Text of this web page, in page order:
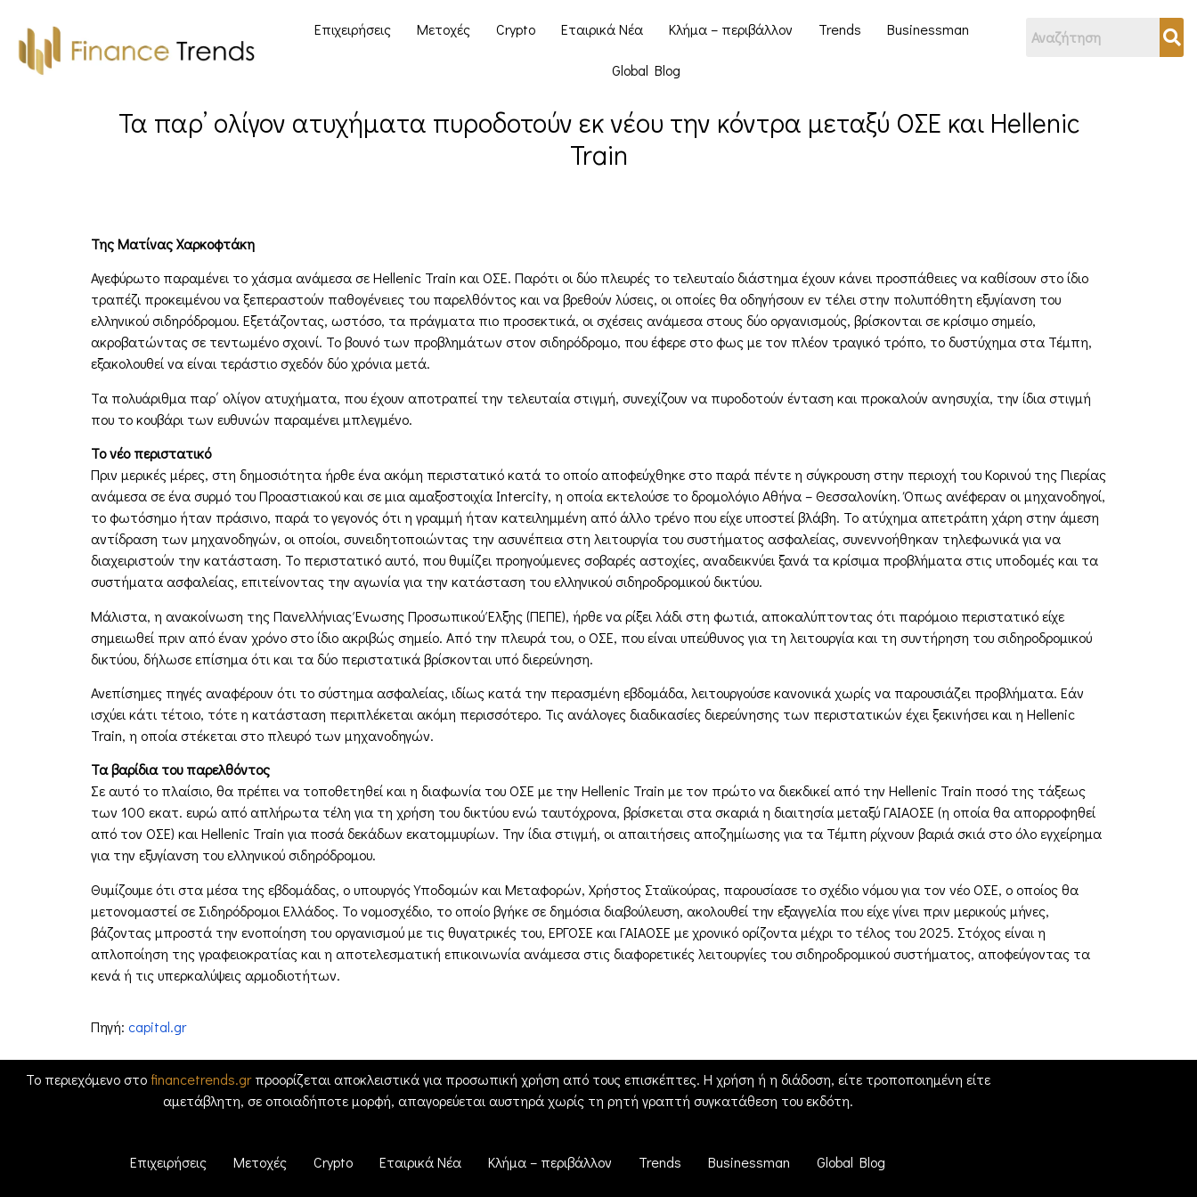
Επιχειρήσεις Μετοχές Crypto Εταιρικά Νέα Κλήμα – περιβάλλον Trends Businessman
Global Blog
Τα παρ’ ολίγον ατυχήματα πυροδοτούν εκ νέου την κόντρα μεταξύ ΟΣΕ και Hellenic
Train
Της Ματίνας Χαρκοφτάκη
Αγεφύρωτο παραμένει το χάσμα ανάμεσα σε Hellenic Train και ΟΣΕ. Παρότι οι δύο πλευρές το τελευταίο διάστημα έχουν κάνει προσπάθειες να καθίσουν στο ίδιο
τραπέζι προκειμένου να ξεπεραστούν παθογένειες του παρελθόντος και να βρεθούν λύσεις, οι οποίες θα οδηγήσουν εν τέλει στην πολυπόθητη εξυγίανση του
ελληνικού σιδηρόδρομου. Εξετάζοντας, ωστόσο, τα πράγματα πιο προσεκτικά, οι σχέσεις ανάμεσα στους δύο οργανισμούς, βρίσκονται σε κρίσιμο σημείο,
ακροβατώντας σε τεντωμένο σχοινί. Το βουνό των προβλημάτων στον σιδηρόδρομο, που έφερε στο φως με τον πλέον τραγικό τρόπο, το δυστύχημα στα Τέμπη,
εξακολουθεί να είναι τεράστιο σχεδόν δύο χρόνια μετά.
Τα πολυάριθμα παρ΄ ολίγον ατυχήματα, που έχουν αποτραπεί την τελευταία στιγμή, συνεχίζουν να πυροδοτούν ένταση και προκαλούν ανησυχία, την ίδια στιγμή
που το κουβάρι των ευθυνών παραμένει μπλεγμένο.
Το νέο περιστατικό
Πριν μερικές μέρες, στη δημοσιότητα ήρθε ένα ακόμη περιστατικό κατά το οποίο αποφεύχθηκε στο παρά πέντε η σύγκρουση στην περιοχή του Κορινού της Πιερίας
ανάμεσα σε ένα συρμό του Προαστιακού και σε μια αμαξοστοιχία Intercity, η οποία εκτελούσε το δρομολόγιο Αθήνα – Θεσσαλονίκη. Όπως ανέφεραν οι μηχανοδηγοί,
το φωτόσημο ήταν πράσινο, παρά το γεγονός ότι η γραμμή ήταν κατειλημμένη από άλλο τρένο που είχε υποστεί βλάβη. Το ατύχημα απετράπη χάρη στην άμεση
αντίδραση των μηχανοδηγών, οι οποίοι, συνειδητοποιώντας την ασυνέπεια στη λειτουργία του συστήματος ασφαλείας, συνεννοήθηκαν τηλεφωνικά για να
διαχειριστούν την κατάσταση. Το περιστατικό αυτό, που θυμίζει προηγούμενες σοβαρές αστοχίες, αναδεικνύει ξανά τα κρίσιμα προβλήματα στις υποδομές και τα
συστήματα ασφαλείας, επιτείνοντας την αγωνία για την κατάσταση του ελληνικού σιδηροδρομικού δικτύου.
Μάλιστα, η ανακοίνωση της Πανελλήνιας Ένωσης Προσωπικού Έλξης (ΠΕΠΕ), ήρθε να ρίξει λάδι στη φωτιά, αποκαλύπτοντας ότι παρόμοιο περιστατικό είχε
σημειωθεί πριν από έναν χρόνο στο ίδιο ακριβώς σημείο. Από την πλευρά του, ο ΟΣΕ, που είναι υπεύθυνος για τη λειτουργία και τη συντήρηση του σιδηροδρομικού
δικτύου, δήλωσε επίσημα ότι και τα δύο περιστατικά βρίσκονται υπό διερεύνηση.
Ανεπίσημες πηγές αναφέρουν ότι το σύστημα ασφαλείας, ιδίως κατά την περασμένη εβδομάδα, λειτουργούσε κανονικά χωρίς να παρουσιάζει προβλήματα. Εάν
ισχύει κάτι τέτοιο, τότε η κατάσταση περιπλέκεται ακόμη περισσότερο. Τις ανάλογες διαδικασίες διερεύνησης των περιστατικών έχει ξεκινήσει και η Hellenic
Train, η οποία στέκεται στο πλευρό των μηχανοδηγών.
Τα βαρίδια του παρελθόντος
Σε αυτό το πλαίσιο, θα πρέπει να τοποθετηθεί και η διαφωνία του ΟΣΕ με την Hellenic Train με τον πρώτο να διεκδικεί από την Hellenic Train ποσό της τάξεως
των 100 εκατ. ευρώ από απλήρωτα τέλη για τη χρήση του δικτύου ενώ ταυτόχρονα, βρίσκεται στα σκαριά η διαιτησία μεταξύ ΓΑΙΑΟΣΕ (η οποία θα απορροφηθεί
από τον ΟΣΕ) και Hellenic Train για ποσά δεκάδων εκατομμυρίων. Την ίδια στιγμή, οι απαιτήσεις αποζημίωσης για τα Τέμπη ρίχνουν βαριά σκιά στο όλο εγχείρημα
για την εξυγίανση του ελληνικού σιδηρόδρομου.
Θυμίζουμε ότι στα μέσα της εβδομάδας, ο υπουργός Υποδομών και Μεταφορών, Χρήστος Σταϊκούρας, παρουσίασε το σχέδιο νόμου για τον νέο ΟΣΕ, ο οποίος θα
μετονομαστεί σε Σιδηρόδρομοι Ελλάδος. Το νομοσχέδιο, το οποίο βγήκε σε δημόσια διαβούλευση, ακολουθεί την εξαγγελία που είχε γίνει πριν μερικούς μήνες,
βάζοντας μπροστά την ενοποίηση του οργανισμού με τις θυγατρικές του, ΕΡΓΟΣΕ και ΓΑΙΑΟΣΕ με χρονικό ορίζοντα μέχρι το τέλος του 2025. Στόχος είναι η
απλοποίηση της γραφειοκρατίας και η αποτελεσματική επικοινωνία ανάμεσα στις διαφορετικές λειτουργίες του σιδηροδρομικού συστήματος, αποφεύγοντας τα
κενά ή τις υπερκαλύψεις αρμοδιοτήτων.
Πηγή: capital.gr
Το περιεχόμενο στο financetrends.grπροορίζεται αποκλειστικά για προσωπική χρήση από τους επισκέπτες. Η χρήση ή η διάδοση, είτε τροποποιημένη είτε
αμετάβλητη, σε οποιαδήποτε μορφή, απαγορεύεται αυστηρά χωρίς τη ρητή γραπτή συγκατάθεση του εκδότη.
Επιχειρήσεις Μετοχές Crypto Εταιρικά Νέα Κλήμα – περιβάλλον Trends Businessman Global Blog